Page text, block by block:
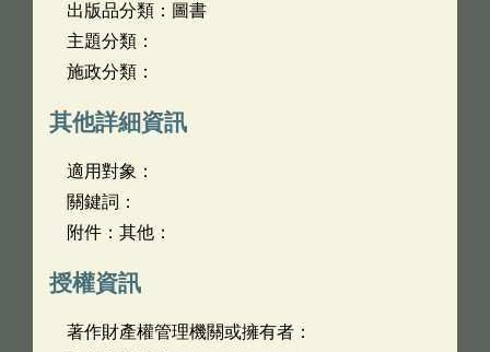
出版品分類：圖書
主題分類：
施政分類：
其他詳細資訊
適用對象：
關鍵詞：
附件：其他：
授權資訊
著作財產權管理機關或擁有者：